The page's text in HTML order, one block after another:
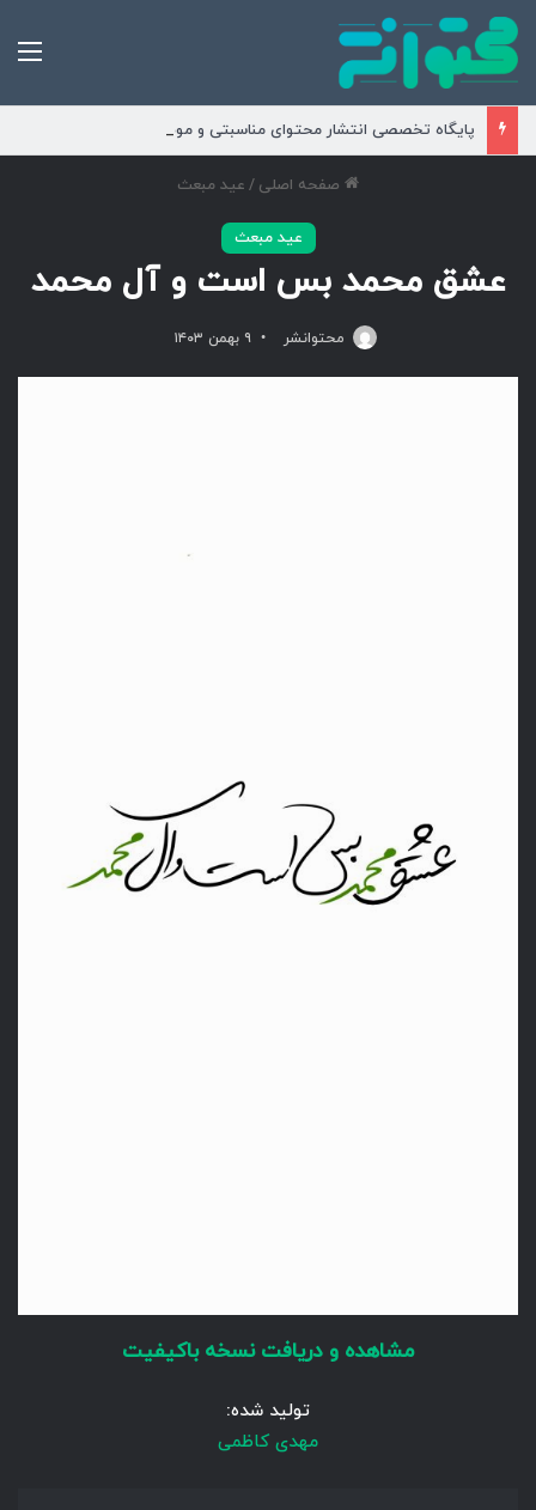
پایگاه تخصصی انتشار محتوای مناسبتی و موضوعی
صفحه اصلی / عید مبعث
عید مبعث
عشق محمد بس است و آل محمد
محتوانشر ۹ بهمن ۱۴۰۳
مشاهده و دریافت نسخه باکیفیت
تولید شده:
مهدی کاظمی